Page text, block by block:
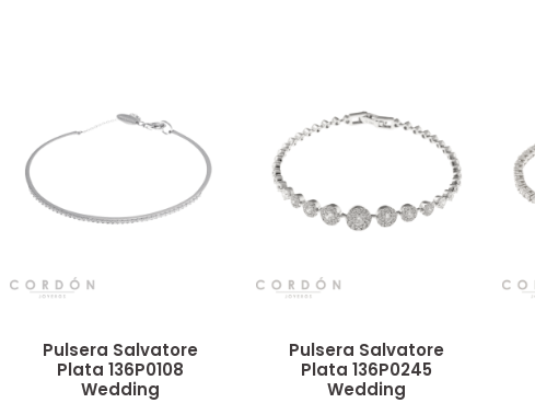
Pulsera Salvatore
Plata 136P0108
Wedding
Pulsera Salvatore
Plata 136P0245
Wedding